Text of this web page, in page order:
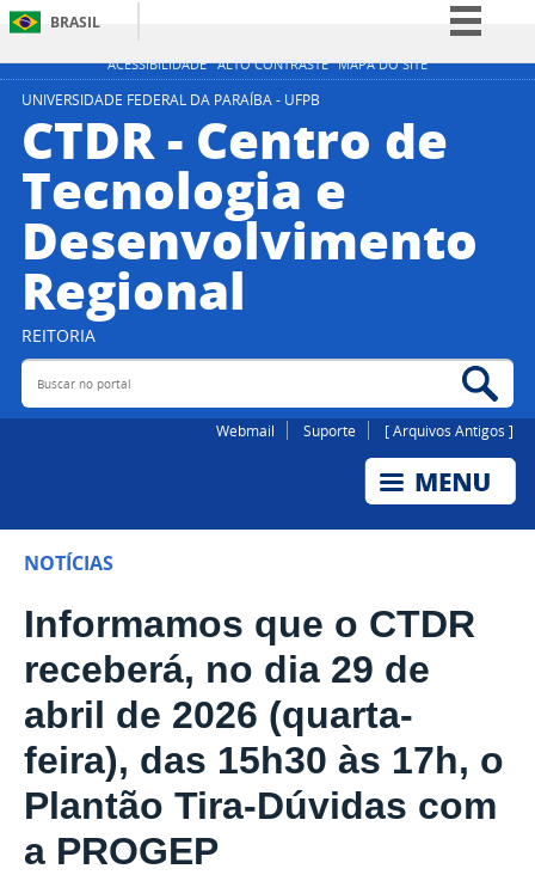
ACESSIBILIDADE ALTO CONTRASTE MAPA DO SITE
BRASIL
Simplifique!
Participe
Legislação
Canais
UNIVERSIDADE FEDERAL DA PARAÍBA - UFPB
CTDR - Centro de
Tecnologia e
Desenvolvimento
Regional
REITORIA
Buscar no portal
Webmail Suporte [ Arquivos Antigos ]
NOTÍCIAS
Informamos que o CTDR
receberá, no dia 29 de
abril de 2026 (quarta-
feira), das 15h30 às 17h, o
Plantão Tira-Dúvidas com
a PROGEP